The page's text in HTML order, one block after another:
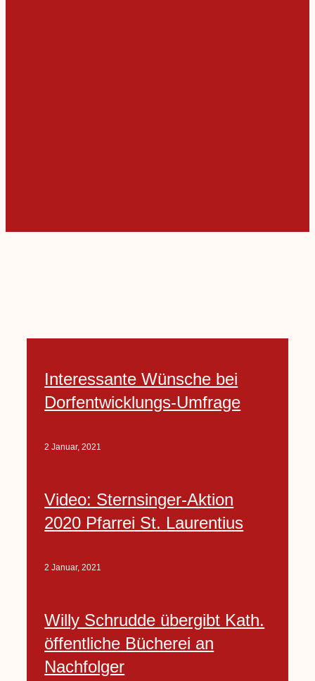
Interessante Wünsche bei
Dorfentwicklungs-Umfrage
2 Januar, 2021
Video: Sternsinger-Aktion
2020 Pfarrei St. Laurentius
2 Januar, 2021
Willy Schrudde übergibt Kath.
öffentliche Bücherei an
Nachfolger